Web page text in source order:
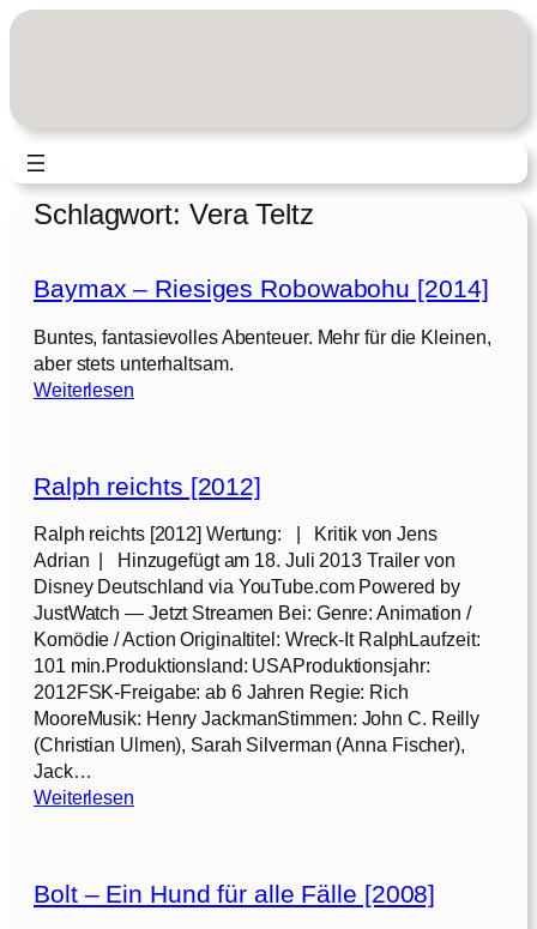
Zum
Schlagwort: Vera Teltz
Baymax – Riesiges Robowabohu [2014]
Buntes, fantasievolles Abenteuer. Mehr für die Kleinen,
aber stets unterhaltsam.
Weiterlesen:
m
x
–
R
e
s
i
g
e
R
o
Ralph reichts [2012]
Ralph reichts [2012] Wertung: | Kritik von Jens
Adrian | Hinzugefügt am 18. Juli 2013 Trailer von
Disney Deutschland via YouTube.com Powered by
JustWatch — Jetzt Streamen Bei: Genre: Animation /
Komödie / Action Originaltitel: Wreck-It RalphLaufzeit:
101 min.Produktionsland: USAProduktionsjahr:
2012FSK-Freigabe: ab 6 Jahren Regie: Rich
MooreMusik: Henry JackmanStimmen: John C. Reilly
(Christian Ulmen), Sarah Silverman (Anna Fischer),
Jack…
Weiterlesen:
p
Bolt – Ein Hund für alle Fälle [2008]